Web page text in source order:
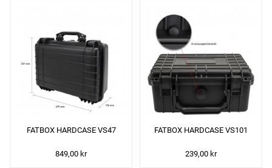
FATBOX HARDCASE VS47
849,00 kr
FATBOX HARDCASE VS101
239,00 kr